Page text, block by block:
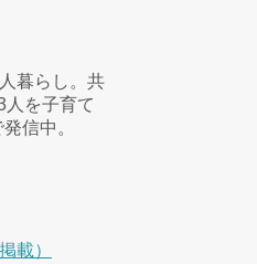
暮らし。共
人を子育て
信中。
載）